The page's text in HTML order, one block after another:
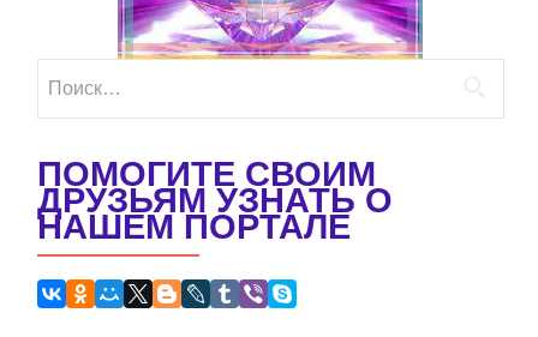
ПОМОГИТЕ СВОИМ
ДРУЗЬЯМ УЗНАТЬ О
НАШЕМ ПОРТАЛЕ